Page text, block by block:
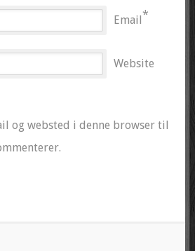
Email*
Website
og websted i denne browser til